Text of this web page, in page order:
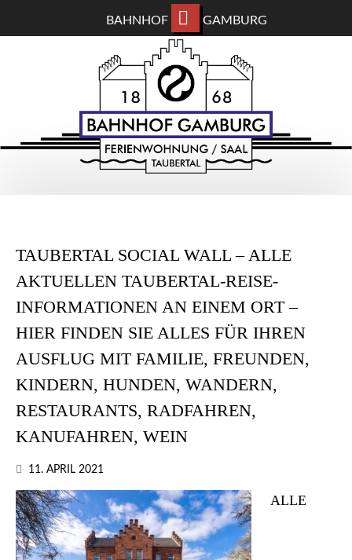
BAHNHOF GAMBURG
BAHNHOF GAMBURG
Ferienwohnung und Eventsaal im Taubertal
TAUBERTAL SOCIAL WALL – ALLE
AKTUELLEN TAUBERTAL-REISE-
INFORMATIONEN AN EINEM ORT –
HIER FINDEN SIE ALLES FÜR IHREN
AUSFLUG MIT FAMILIE, FREUNDEN,
KINDERN, HUNDEN, WANDERN,
RESTAURANTS, RADFAHREN,
KANUFAHREN, WEIN
11. APRIL 2021
ALLE